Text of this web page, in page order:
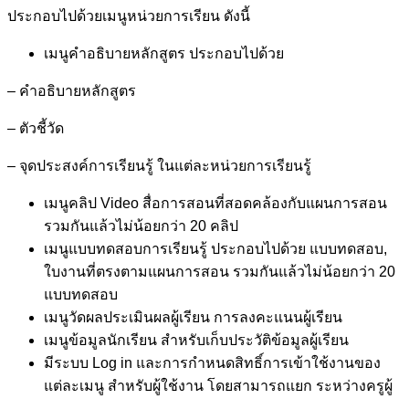
ประกอบไปด้วยเมนูหน่วยการเรียน ดังนี้
เมนูคำอธิบายหลักสูตร ประกอบไปด้วย
– คำอธิบายหลักสูตร
– ตัวชี้วัด
– จุดประสงค์การเรียนรู้ ในแต่ละหน่วยการเรียนรู้
เมนูคลิป Video สื่อการสอนที่สอดคล้องกับแผนการสอน
รวมกันแล้วไม่น้อยกว่า 20 คลิป
เมนูแบบทดสอบการเรียนรู้ ประกอบไปด้วย แบบทดสอบ,
ใบงานที่ตรงตามแผนการสอน รวมกันแล้วไม่น้อยกว่า 20
แบบทดสอบ
เมนูวัดผลประเมินผลผู้เรียน การลงคะแนนผู้เรียน
เมนูข้อมูลนักเรียน สำหรับเก็บประวัติข้อมูลผู้เรียน
มีระบบ Log in และการกำหนดสิทธิ์การเข้าใช้งานของ
แต่ละเมนู สำหรับผู้ใช้งาน โดยสามารถแยก ระหว่างครูผู้